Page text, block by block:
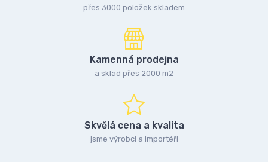
přes 3000 položek skladem
Kamenná prodejna
a sklad přes 2000 m2
Skvělá cena a kvalita
jsme výrobci a importéři